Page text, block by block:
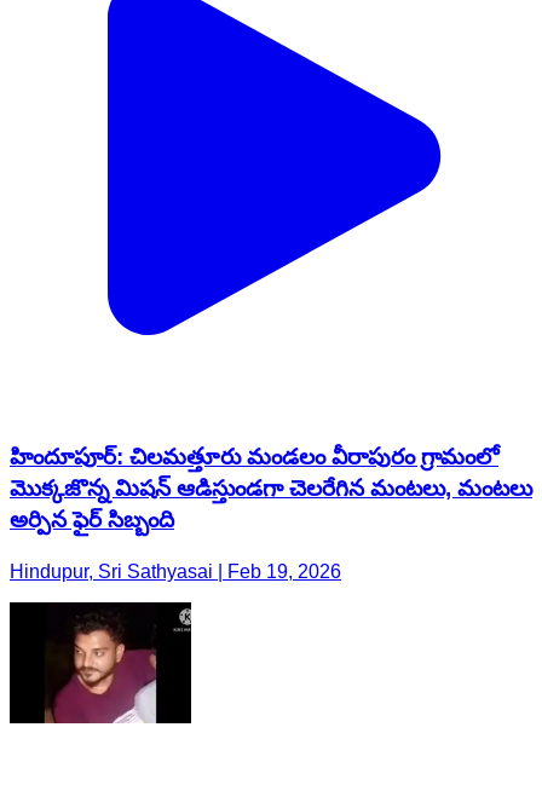
హిందూపూర్‌: చిలమత్తూరు మండలం వీరాపురం గ్రామంలో
మొక్కజొన్న మిషన్ ఆడిస్తుండగా చెలరేగిన మంటలు, మంటలు
అర్పిన ఫైర్ సిబ్బంది
Hindupur, Sri Sathyasai | Feb 19, 2026